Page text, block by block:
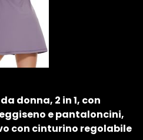
donna, 2 in 1, con
e pantaloncini,
con cinturino regolabile